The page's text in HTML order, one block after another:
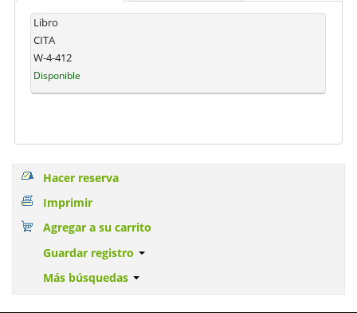
Libro
CITA
W-4-412
Disponible
Hacer reserva
Imprimir
Agregar a su carrito
Guardar registro
Más búsquedas